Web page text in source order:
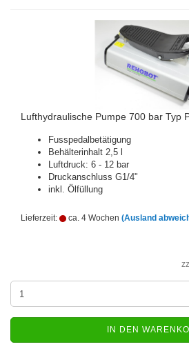
Lufthydraulische Pumpe 700 bar Typ
Fusspedalbetätigung
Behälterinhalt 2,5 l
Luftdruck: 6 - 12 bar
Druckanschluss G1/4"
inkl. Ölfüllung
Lieferzeit: ca. 4 Wochen (Ausland
IN DEN